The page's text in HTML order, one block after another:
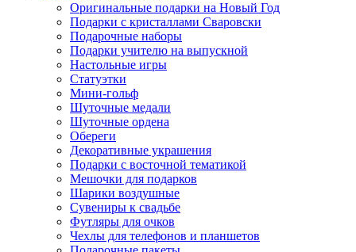
Оригинальные подарки на Новый Год
Подарки с кристаллами Сваровски
Подарочные наборы
Подарки учителю на выпускной
Настольные игры
Статуэтки
Мини-гольф
Шуточные медали
Шуточные ордена
Обереги
Декоративные украшения
Подарки с восточной тематикой
Мешочки для подарков
Шарики воздушные
Сувениры к свадьбе
Футляры для очков
Чехлы для телефонов и планшетов